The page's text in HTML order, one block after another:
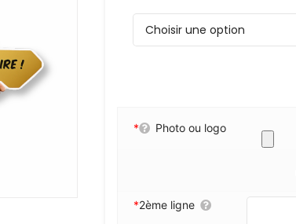
* Photo ou logo
*2ème ligne